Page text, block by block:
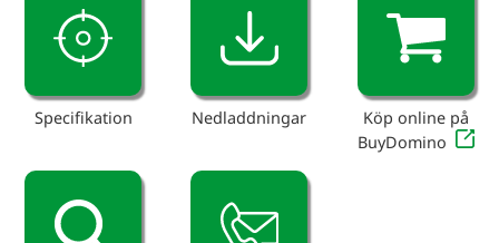
Specifikation Nedladdningar
Köp online på
BuyDomino